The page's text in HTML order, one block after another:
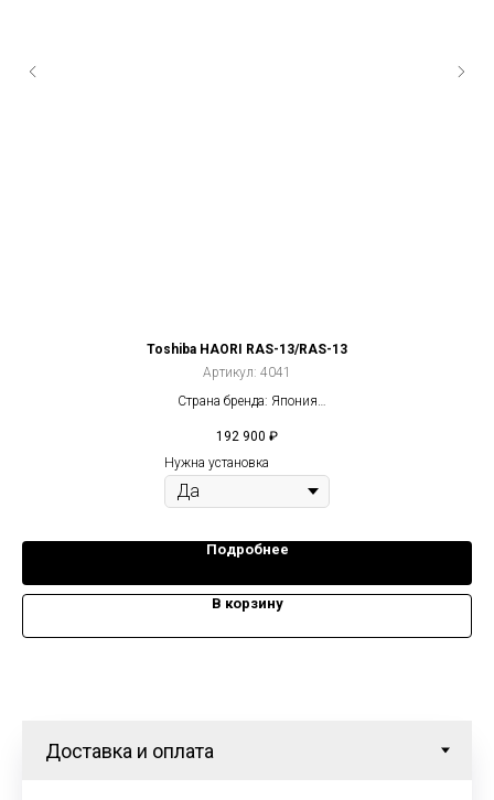
Toshiba HAORI RAS-13/RAS-13
Артикул: 4041
Страна бренда: Япония
Площадь: 35 м
192 900 ₽
Нужна установка
Подробнее
В корзину